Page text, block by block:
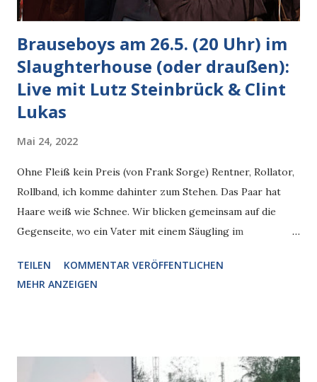
Brauseboys am 26.5. (20 Uhr) im
Slaughterhouse (oder draußen):
Live mit Lutz Steinbrück & Clint
Lukas
Mai 24, 2022
Ohne Fleiß kein Preis (von Frank Sorge) Rentner, Rollator,
Rollband, ich komme dahinter zum Stehen. Das Paar hat
Haare weiß wie Schnee. Wir blicken gemeinsam auf die
Gegenseite, wo ein Vater mit einem Säugling im
Schlepptau. Jahrhunderte prallen zusammen, vergangene,
kommende. "Och", ruft die Frau vor mir plötzlich zum ihm
Frau, "der war aber fleißig." "Ja, sehr fleißig", sagt ihr
TEILEN
KOMMENTAR VERÖFFENTLICHEN
MEHR ANZEIGEN